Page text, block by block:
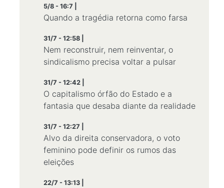
5/8 - 16:7 |
Quando a tragédia retorna como farsa
31/7 - 12:58 |
Nem reconstruir, nem reinventar, o
sindicalismo precisa voltar a pulsar
31/7 - 12:42 |
O capitalismo órfão do Estado e a
fantasia que desaba diante da realidade
31/7 - 12:27 |
Alvo da direita conservadora, o voto
feminino pode definir os rumos das
eleições
22/7 - 13:13 |